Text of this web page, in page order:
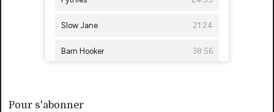
Pour s'abonner